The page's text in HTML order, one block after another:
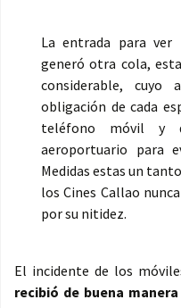
La entrada para ver
generó otra cola,
considerable,
obligación de cada
teléfono móvil y
aeroportuario para
Medidas estas un
los Cines Callao
por su nitidez.
El incidente de los
recibió de buena